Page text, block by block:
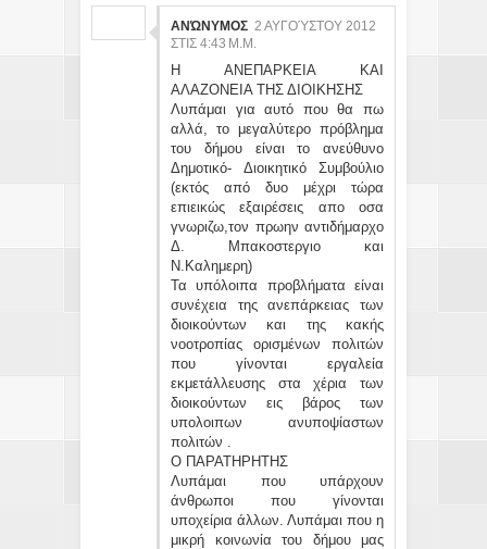
ΑΝΏΝΥΜΟΣ 2 ΑΥΓΟΎΣΤΟΥ 2012
ΣΤΙΣ 4:43 Μ.Μ.
Η ΑΝΕΠΑΡΚΕΙΑ ΚΑΙ
ΑΛΑΖΟΝΕΙΑ ΤΗΣ ΔΙΟΙΚΗΣΗΣ
Λυπάμαι για αυτό που θα πω
αλλά, το μεγαλύτερο πρόβλημα
του δήμου είναι το ανεύθυνο
Δημοτικό- Διοικητικό Συμβούλιο
(εκτός από δυο μέχρι τώρα
επιεικώς εξαιρέσεις απο οσα
γνωριζω,τον πρωην αντιδήμαρχο
Δ. Μπακοστεργιο και
Ν.Καλημερη)
Τα υπόλοιπα προβλήματα είναι
συνέχεια της ανεπάρκειας των
διοικούντων και της κακής
νοοτροπίας ορισμένων πολιτών
που γίνονται εργαλεία
εκμετάλλευσης στα χέρια των
διοικούντων εις βάρος των
υπολοιπων ανυποψίαστων
πολιτών .
O ΠΑΡΑΤΗΡΗΤΗΣ
Λυπάμαι που υπάρχουν
άνθρωποι που γίνονται
υποχείρια άλλων. Λυπάμαι που η
μικρή κοινωνία του δήμου μας